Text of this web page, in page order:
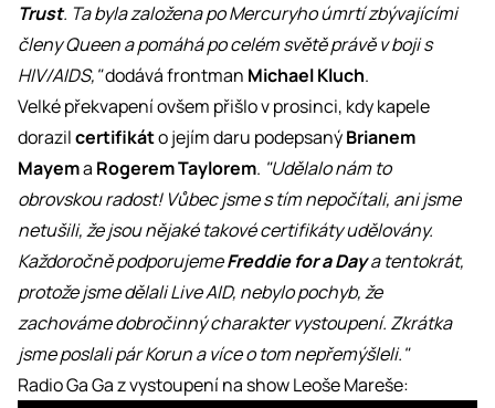
Trust. Ta byla založena po Mercuryho úmrtí zbývajícími
členy Queen a pomáhá po celém světě právě v boji s
HIV/AIDS,"dodává frontman Michael Kluch.
Velké překvapení ovšem přišlo v prosinci, kdy kapele
dorazilcertifikáto jejím daru podepsanýBrianem
Mayema Rogerem Taylorem. "Udělalo nám to
obrovskou radost! Vůbec jsme s tím nepočítali, ani jsme
netušili, že jsou nějaké takové certifikáty udělovány.
Každoročně podporujemeFreddie for a Daya tentokrát,
protože jsme dělali Live AID, nebylo pochyb, že
zachováme dobročinný charakter vystoupení. Zkrátka
jsme poslali pár Korun a více o tom nepřemýšleli."
Radio Ga Ga z vystoupení na show Leoše Mareše: